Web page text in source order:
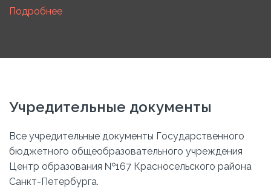
Подробнее
Учредительные документы
Все учредительные документы Государственного
бюджетного общеобразовательного учреждения
Центр образования №167 Красносельского района
Санкт-Петербурга.